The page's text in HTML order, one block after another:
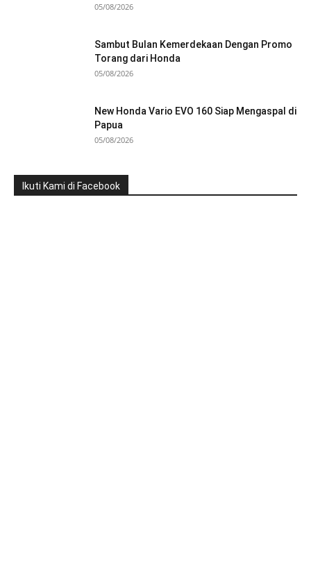
05/08/2026
Sambut Bulan Kemerdekaan Dengan Promo
Torang dari Honda
05/08/2026
New Honda Vario EVO 160 Siap Mengaspal di
Papua
05/08/2026
Ikuti Kami di Facebook